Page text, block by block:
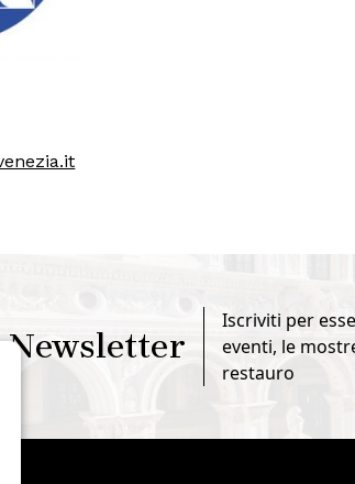
Newsletter
Iscriviti per
eventi, le
restauro